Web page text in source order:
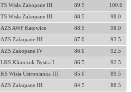
TS Wisła Zakopane III 89.5 100.0
TS Wisła Zakopane III 88.5 98.0
AZS AWF Katowice 88.5 98.0
AZS Zakopane III 87.0 93.5
AZS Zakopane IV 86.0 92.5
LKS Klimczok Bystra I 86.5 92.5
KS Wisła Ustronianka III 85.0 89.5
AZS Zakopane III 84.5 88.5